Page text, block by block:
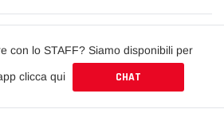
strut and chassis bars for all types of
by street and race track testing, Ultra
dynamic safety, ultimate road traction and
con lo STAFF? Siamo disponibili per
clicca qui CHAT